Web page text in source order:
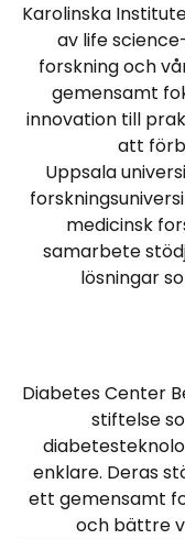
Karolinska
av life
forskning och
gemensamt
innovation till
att
Uppsala
medicinsk
samarbete
lösningar
Diabetes Center
stiftelse
enklare. Deras
ett gemensamt
och bättre